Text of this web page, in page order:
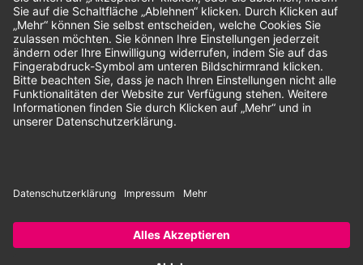
Unsere Zahlungsarten:
Rechnung SEPA-Lastschrift Vorkasse